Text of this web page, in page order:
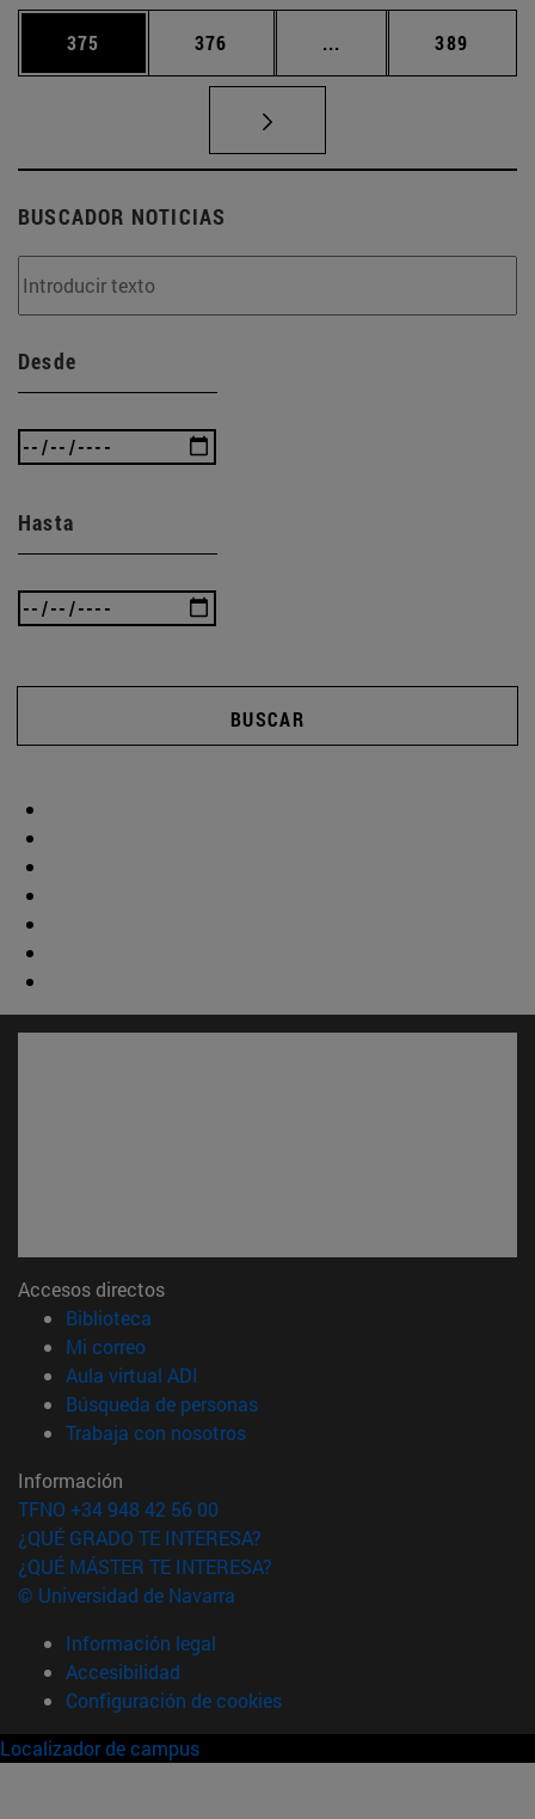
Página
375 Página
376 ... Páginas intermedias
Página
389
BUSCADOR NOTICIAS
Desde
Hasta
BUSCAR
Accesos directos
Biblioteca
Mi correo(abre en nueva ventana)
Aula virtual ADI
Búsqueda de personas(abre en nueva ventana)
Trabaja con nosotros(abre en nueva ventana)
Información
TFNO +34 948 42 56 00
¿QUÉ GRADO TE INTERESA?
¿QUÉ MÁSTER TE INTERESA?
© Universidad de Navarra
Información legal
Accesibilidad
Configuración de cookies
Localizador de campus